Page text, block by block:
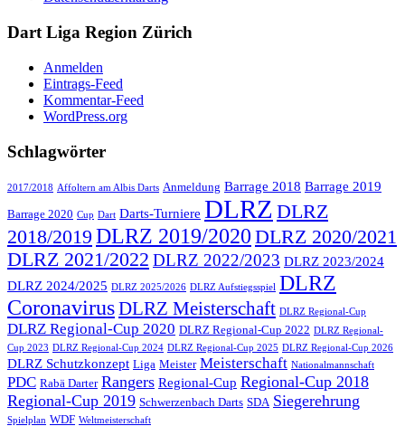
Dart Liga Region Zürich
Anmelden
Eintrags-Feed
Kommentar-Feed
WordPress.org
Schlagwörter
2017/2018 Affoltern am Albis Darts Anmeldung Barrage 2018 Barrage 2019
Barrage 2020 Cup Dart Darts-Turniere DLRZ DLRZ
2018/2019 DLRZ 2019/2020 DLRZ 2020/2021
DLRZ 2021/2022 DLRZ 2022/2023 DLRZ 2023/2024
DLRZ 2024/2025 DLRZ 2025/2026 DLRZ Aufstiegsspiel DLRZ
CoronavirusDLRZ Meisterschaft DLRZ Regional-Cup
DLRZ Regional-Cup 2020 DLRZ Regional-Cup 2022 DLRZ Regional-
Cup 2023 DLRZ Regional-Cup 2024 DLRZ Regional-Cup 2025 DLRZ Regional-Cup 2026
DLRZ Schutzkonzept Liga Meister Meisterschaft Nationalmannschaft
PDC Rabä Darter Rangers Regional-Cup Regional-Cup 2018
Regional-Cup 2019 Schwerzenbach Darts SDA Siegerehrung
Spielplan WDF Weltmeisterschaft